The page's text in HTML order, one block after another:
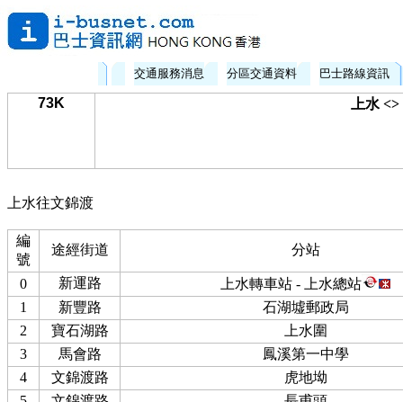
交通服務消息 分區交通資料 巴士路線資訊
73K 上水
上水往文錦渡
編
號
途經街道 分站
0 新運路
上水轉車站 - 上水總站
1
新豐路
石湖墟郵政局
2
寶石湖路
上水圍
3
馬會路
鳳溪第一中學
4
文錦渡路
虎地坳